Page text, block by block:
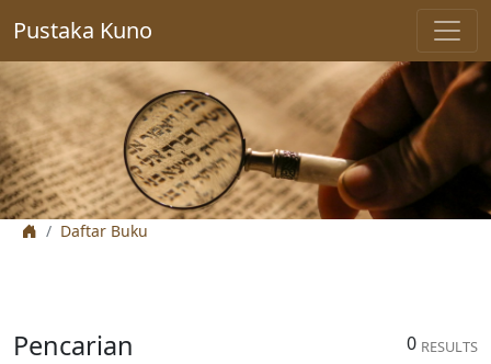
Pustaka Kuno
Daftar Buku
0 RESULTS
Pencarian